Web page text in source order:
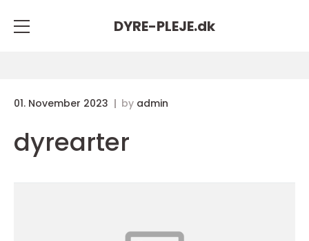
DYRE-PLEJE.dk
01. November 2023 by admin
dyrearter